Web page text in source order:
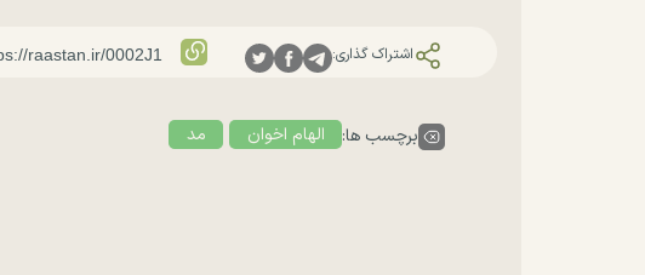
اشتراک گذاری:
برچسب ها: الهام اخوان مد